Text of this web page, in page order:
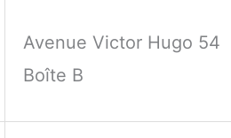
Avenue Victor Hugo 54
Boîte B